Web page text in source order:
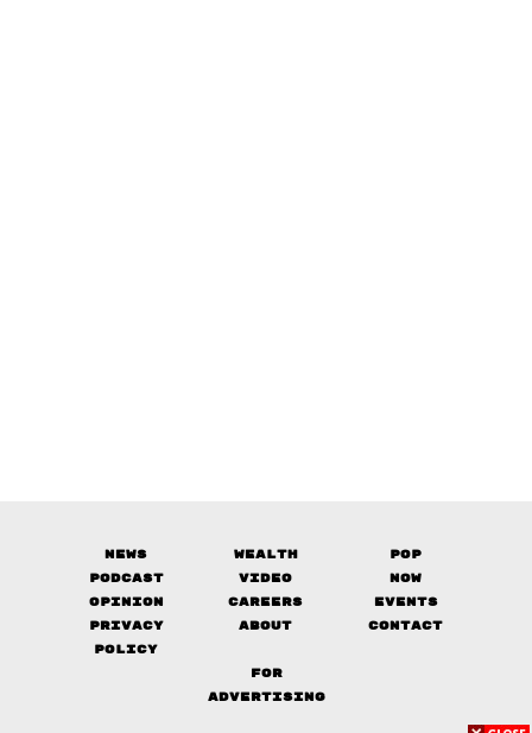
News Wealth
Pop
Podcast
Video
Now
Opinion
Careers
Events
Privacy
Policy
About Contact
FOR
ADVERTISING